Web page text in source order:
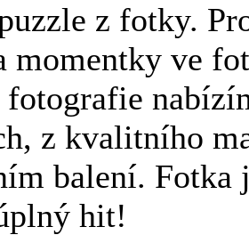
z fotky.
momentky ve
fotografie
z kvalitního
balení. Fotka
hit!